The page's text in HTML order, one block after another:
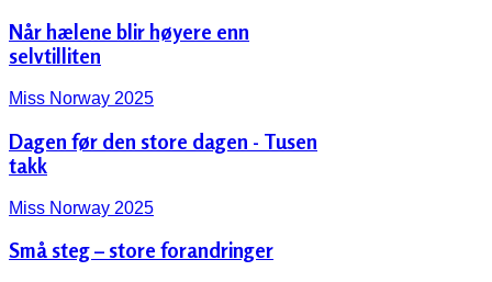
Når hælene blir høyere enn
selvtilliten
Miss Norway 2025
Dagen før den store dagen - Tusen
takk
Miss Norway 2025
Små steg – store forandringer